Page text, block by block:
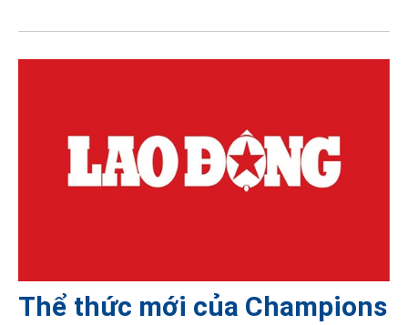
Thể thức mới của Champions